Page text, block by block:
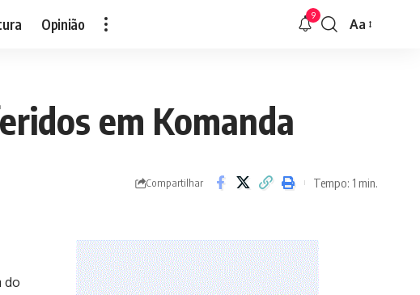
Opinião 9
Font
Aa
em Komanda
Compartilhar Tempo: 1 min.
do